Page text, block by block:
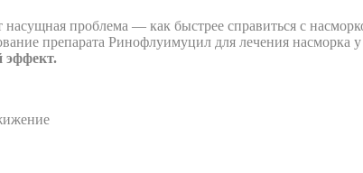
насущная проблема — как быстрее справиться с
препарата Ринофлуимуцил для лечения насморка у
эффект.